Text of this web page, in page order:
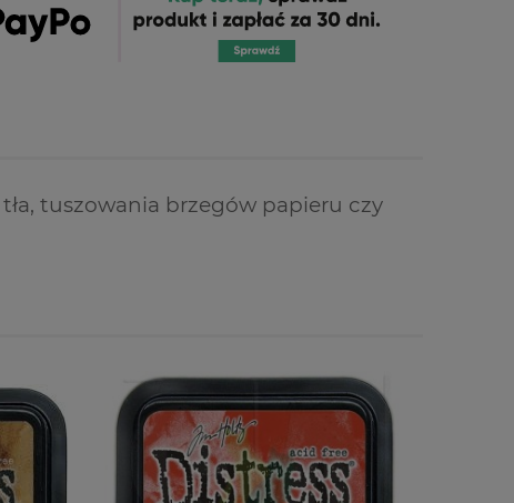
tuszowania brzegów papieru czy